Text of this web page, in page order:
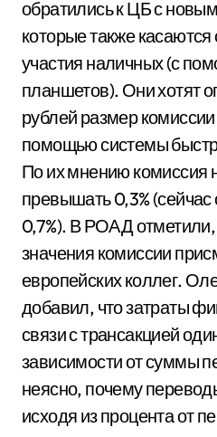
обратились к ЦБ с
которые также
участия наличных (с
планшетов). Они хотят
рублей размер
помощью системы
По их мнению комиссия
превышать 0,3%
0,7%). В РОАД
значения комиссии
европейских коллег.
добавил, что затраты
связи с трансакцией
зависимости от суммы
неясно, почему
исходя из процента от